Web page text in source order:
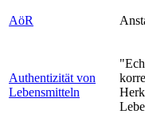
AöR
Authentizität von
Lebensmitteln